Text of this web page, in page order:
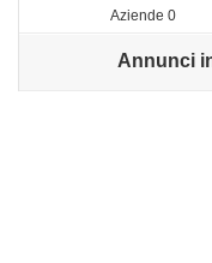
Aziende 0
Annunci